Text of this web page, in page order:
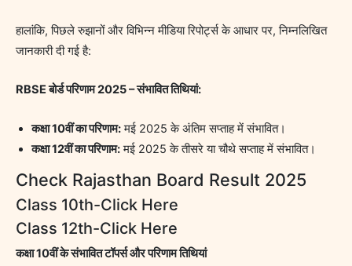
हालांकि, पिछले रुझानों और विभिन्न मीडिया रिपोर्ट्स के आधार पर, निम्नलिखित
जानकारी दी गई है:
RBSE बोर्ड परिणाम 2025 – संभावित तिथियां:
कक्षा 10वीं का परिणाम:मई 2025 के अंतिम सप्ताह में संभावित।
कक्षा 12वीं का परिणाम:मई 2025 के तीसरे या चौथे सप्ताह में संभावित।
Check Rajasthan Board Result 2025
Class 10th-Click Here
Class 12th-Click Here
कक्षा 10वीं के संभावित टॉपर्स और परिणाम तिथियां